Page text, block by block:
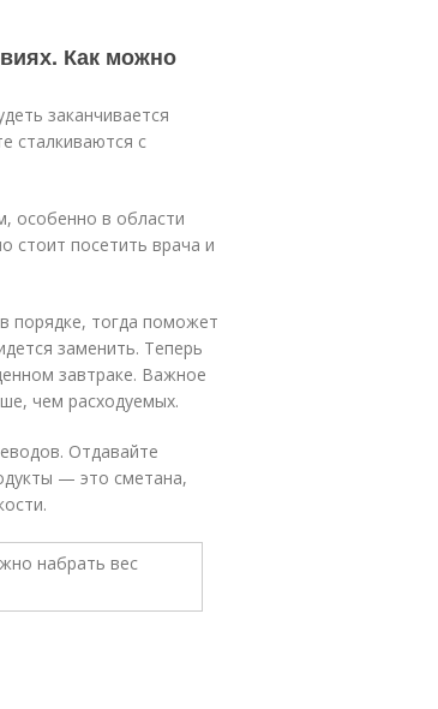
Как можно
заканчивается
сталкиваются с
особенно в области
стоит посетить врача и
порядке, тогда поможет
заменить. Теперь
завтраке. Важное
чем расходуемых.
Отдавайте
— это сметана,